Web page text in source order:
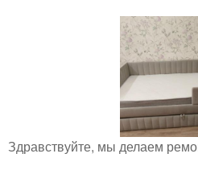
Здравствуйте, мы делаем